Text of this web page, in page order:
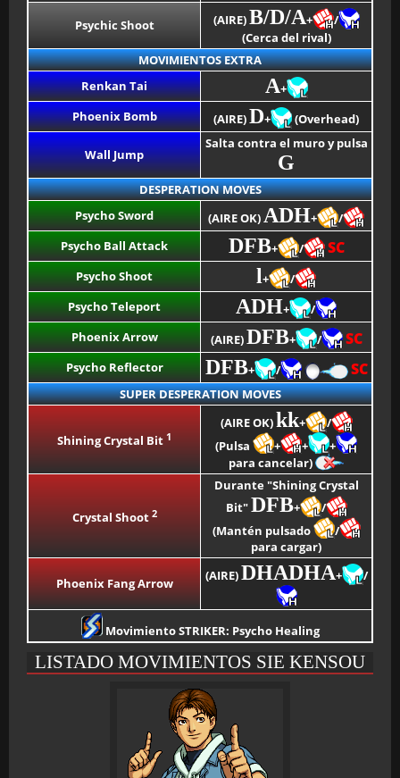
Psychic Shoot (AIRE)B/D/A+
/
(Cerca del rival)
MOVIMIENTOS EXTRA
Renkan Tai
A+
Phoenix Bomb
(AIRE)D+ (Overhead)
Wall Jump
Salta contra el muro y pulsa
G
DESPERATION MOVES
Psycho Sword
(AIRE OK) ADH+
/
Psycho Ball Attack
DFB+ / SC
Psycho Shoot l+
/
Psycho Teleport
ADH+
/
Phoenix Arrow
(AIRE)DFB+ / SC
Psycho Reflector DFB+ / SC
SUPER DESPERATION MOVES
Shining Crystal Bit 1
(AIRE OK)kk+
/
(Pulsa
+ +
+
para cancelar)
Crystal Shoot 2
Durante "Shining Crystal
Bit"DFB+
/
(Mantén pulsado
/
para cargar)
Phoenix Fang Arrow (AIRE)DHADHA+ /
Movimiento STRIKER: Psycho Healing
LISTADO MOVIMIENTOS SIE KENSOU